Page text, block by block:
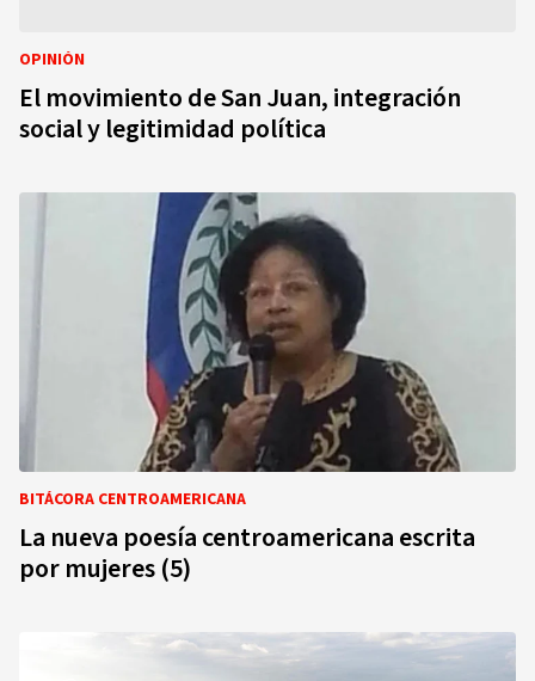
OPINIÓN
El movimiento de San Juan, integración
social y legitimidad política
BITÁCORA CENTROAMERICANA
La nueva poesía centroamericana escrita
por mujeres (5)